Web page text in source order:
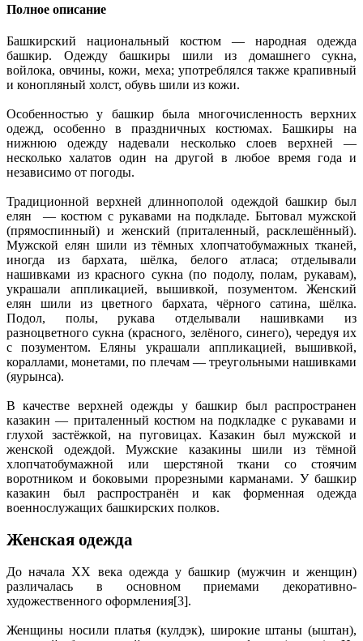
Полное описание
Башкирский национальный костюм — народная одежда
башкир. Одежду башкиры шили из домашнего сукна,
войлока, овчины, кожи, меха; употреблялся также крапивный
и конопляный холст, обувь шили из кожи.
Особенностью у башкир была многочисленность верхних
одежд, особенно в праздничных костюмах. Башкиры на
нижнюю одежду надевали несколько слоев верхней —
несколько халатов один на другой в любое время года и
независимо от погоды.
Традиционной верхней длиннополой одеждой башкир был
елян — костюм с рукавами на подкладе. Бытовал мужской
(прямоспинный) и женский (приталенный, расклешённый).
Мужской елян шили из тёмных хлопчатобумажных тканей,
иногда из бархата, шёлка, белого атласа; отделывали
нашивками из красного сукна (по подолу, полам, рукавам),
украшали аппликацией, вышивкой, позументом. Женский
елян шили из цветного бархата, чёрного сатина, шёлка.
Подол, полы, рукава отделывали нашивками из
разноцветного сукна (красного, зелёного, синего), чередуя их
с позументом. Еляны украшали аппликацией, вышивкой,
кораллами, монетами, по плечам — треугольными нашивками
(яурынса).
В качестве верхней одежды у башкир был распространен
казакин — приталенный костюм на подкладке с рукавами и
глухой застёжкой, на пуговицах. Казакин был мужской и
женской одеждой. Мужские казакины шили из тёмной
хлопчатобумажной или шерстяной ткани со стоячим
воротником и боковыми прорезными карманами. У башкир
казакин был распространён и как форменная одежда
военнослужащих башкирских полков.
Женская одежда
До начала ХХ века одежда у башкир (мужчин и женщин)
различалась в основном приемами декоративно-
художественного оформления[3].
Женщины носили платья (кулдэк), широкие штаны (ыштан),